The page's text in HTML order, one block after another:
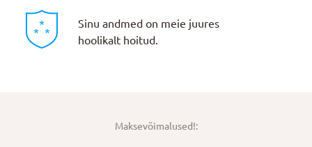
Sinu andmed on meie juures
hoolikalt hoitud.
Maksevõimalused!: